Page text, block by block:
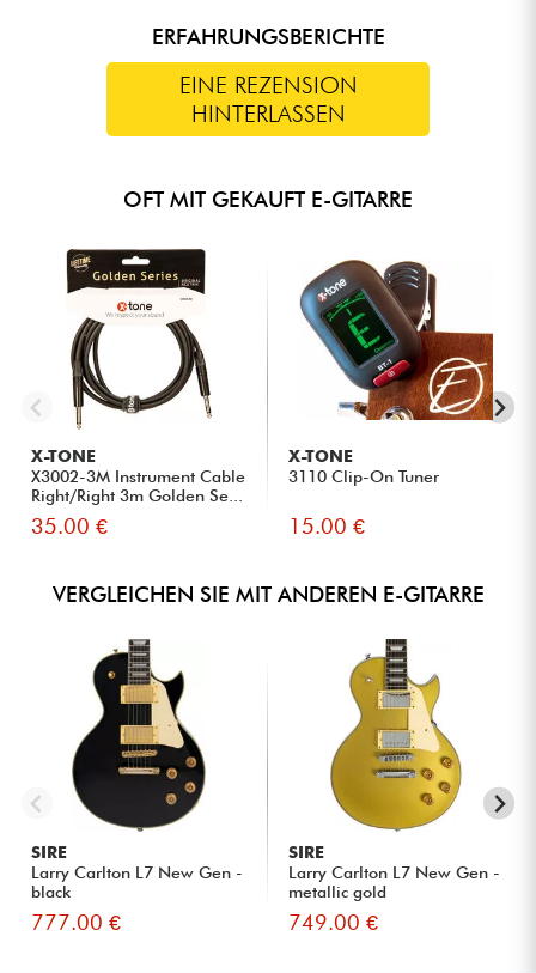
ERFAHRUNGSBERICHTE
EINE REZENSION
HINTERLASSEN
OFT MIT GEKAUFT E-GITARRE
X-TONE
X3002-3M Instrument Cable
Right/Right 3m Golden Se...
35.00 €
X-TONE
3110 Clip-On Tuner
15.00 €
VERGLEICHEN SIE MIT ANDEREN E-GITARRE
SIRE
Larry Carlton L7 New Gen -
black
777.00 €
SIRE
Larry Carlton L7 New Gen -
metallic gold
749.00 €